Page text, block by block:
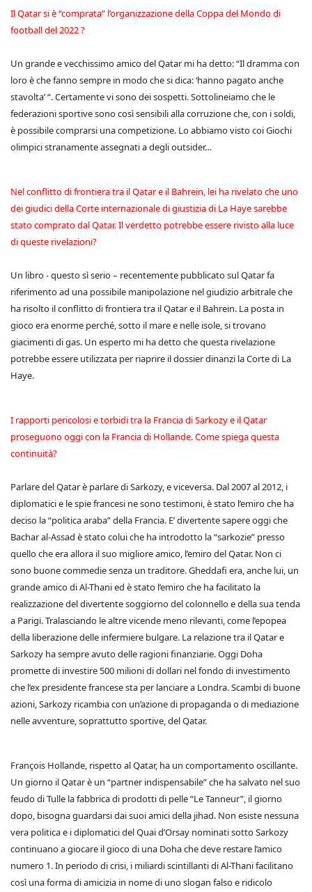
Il Qatar si è “comprata” l’organizzazione della Coppa del Mondo di
football del 2022 ?
Un grande e vecchissimo amico del Qatar mi ha detto: “Il dramma con
loro è che fanno sempre in modo che si dica: ‘hanno pagato anche
stavolta’ “. Certamente vi sono dei sospetti. Sottolineiamo che le
federazioni sportive sono così sensibili alla corruzione che, con i soldi,
è possibile comprarsi una competizione. Lo abbiamo visto coi Giochi
olimpici stranamente assegnati a degli outsider…
Nel conflitto di frontiera tra il Qatar e il Bahrein, lei ha rivelato che uno
dei giudici della Corte internazionale di giustizia di La Haye sarebbe
stato comprato dal Qatar. Il verdetto potrebbe essere rivisto alla luce
di queste rivelazioni?
Un libro - questo sì serio – recentemente pubblicato sul Qatar fa
riferimento ad una possibile manipolazione nel giudizio arbitrale che
ha risolto il conflitto di frontiera tra il Qatar e il Bahrein. La posta in
gioco era enorme perché, sotto il mare e nelle isole, si trovano
giacimenti di gas. Un esperto mi ha detto che questa rivelazione
potrebbe essere utilizzata per riaprire il dossier dinanzi la Corte di La
Haye.
I rapporti pericolosi e torbidi tra la Francia di Sarkozy e il Qatar
proseguono oggi con la Francia di Hollande. Come spiega questa
continuità?
Parlare del Qatar è parlare di Sarkozy, e viceversa. Dal 2007 al 2012, i
diplomatici e le spie francesi ne sono testimoni, è stato l’emiro che ha
deciso la “politica araba” della Francia. E’ divertente sapere oggi che
Bachar al-Assad è stato colui che ha introdotto la “sarkozie” presso
quello che era allora il suo migliore amico, l’emiro del Qatar. Non ci
sono buone commedie senza un traditore. Gheddafi era, anche lui, un
grande amico di Al-Thani ed è stato l’emiro che ha facilitato la
realizzazione del divertente soggiorno del colonnello e della sua tenda
a Parigi. Tralasciando le altre vicende meno rilevanti, come l’epopea
della liberazione delle infermiere bulgare. La relazione tra il Qatar e
Sarkozy ha sempre avuto delle ragioni finanziarie. Oggi Doha
promette di investire 500 milioni di dollari nel fondo di investimento
che l’ex presidente francese sta per lanciare a Londra. Scambi di buone
azioni, Sarkozy ricambia con un’azione di propaganda o di mediazione
nelle avventure, soprattutto sportive, del Qatar.
François Hollande, rispetto al Qatar, ha un comportamento oscillante.
Un giorno il Qatar è un “partner indispensabile” che ha salvato nel suo
feudo di Tulle la fabbrica di prodotti di pelle “Le Tanneur”, il giorno
dopo, bisogna guardarsi dai suoi amici della jihad. Non esiste nessuna
vera politica e i diplomatici del Quai d’Orsay nominati sotto Sarkozy
continuano a giocare il gioco di una Doha che deve restare l’amico
numero 1. In periodo di crisi, i miliardi scintillanti di Al-Thani facilitano
così una forma di amicizia in nome di uno slogan falso e ridicolo